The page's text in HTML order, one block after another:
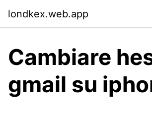
londkex.web.app
Cambiare
gmail su